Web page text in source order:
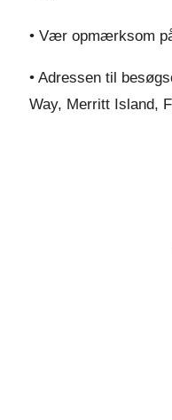
• Vær opmærksom
• Adressen til
Way, Merritt Island,